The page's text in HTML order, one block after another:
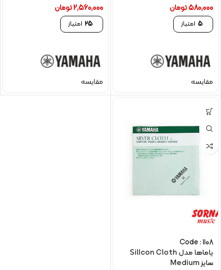
580,000تومان
5 امتیاز
مقایسه
2,560,000تومان
25 امتیاز
مقایسه
Code : 1108
یاماها مدل SilIcon Cloth
سایز Medium